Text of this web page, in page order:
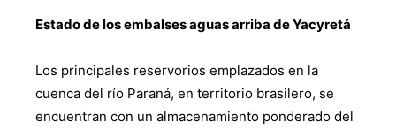
Estado de los embalses aguas arriba de Yacyretá
Los principales reservorios emplazados en la
cuenca del río Paraná, en territorio brasilero, se
encuentran con un almacenamiento ponderado del